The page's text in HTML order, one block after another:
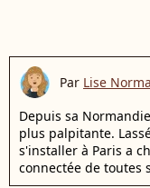
Par Lise
Depuis sa
plus palpitante.
s'installer à Paris a
connectée de toutes